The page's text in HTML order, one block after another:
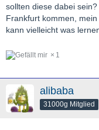
sollten diese dabei
Frankfurt kommen,
kann vielleicht was
1
alibaba
31000g Mitglied